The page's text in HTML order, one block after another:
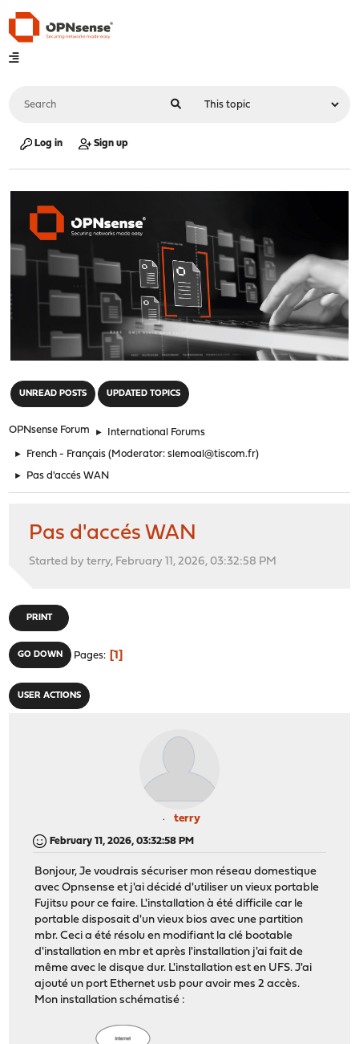
Log in Sign up
UNREAD POSTS UPDATED TOPICS
OPNsense Forum ► International Forums
► French - Français (Moderator:slemoal@tiscom.fr)
► Pas d'accés WAN
Pas d'accés WAN
Started by terry, February 11, 2026, 03:32:58 PM
PRINT
GO DOWN Pages 1
USER ACTIONS
terry
February 11, 2026, 03:32:58 PM
Bonjour, Je voudrais sécuriser mon réseau domestique
avec Opnsense et j'ai décidé d'utiliser un vieux portable
Fujitsu pour ce faire. L'installation à été difficile car le
portable disposait d'un vieux bios avec une partition
mbr. Ceci a été résolu en modifiant la clé bootable
d'installation en mbr et après l'installation j'ai fait de
même avec le disque dur. L'installation est en UFS. J'ai
ajouté un port Ethernet usb pour avoir mes 2 accès.
Mon installation schématisé :